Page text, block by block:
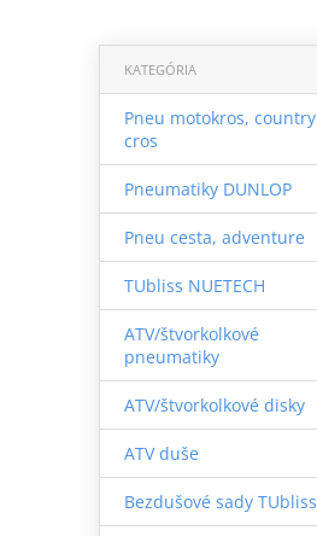
KATEGÓRIA
Pneu motokros, country
cros
Pneumatiky DUNLOP
Pneu cesta, adventure
TUbliss NUETECH
ATV/štvorkolkové
pneumatiky
ATV/štvorkolkové disky
ATV duše
Bezdušové sady TUbliss